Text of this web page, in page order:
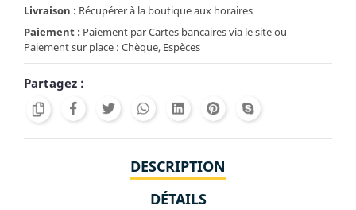
Livraison : Récupérer à la boutique aux horaires
Paiement : Paiement par Cartes bancaires via le site ou
Paiement sur place : Chèque, Espèces
Partagez :
DESCRIPTION
DÉTAILS